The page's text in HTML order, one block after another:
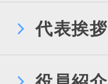
代表挨拶